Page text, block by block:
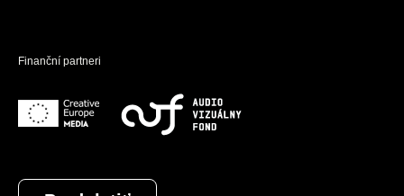
Finanční partneri